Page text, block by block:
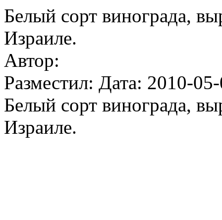
Белый сорт винограда,
Израиле.
Автор:
Разместил: Дата: 2010-
Белый сорт винограда,
Израиле.